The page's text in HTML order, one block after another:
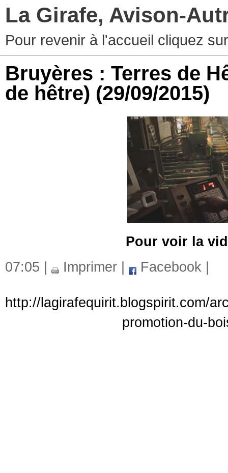
La Girafe, Avison-
Pour revenir à l'accueil cliquez
Bruyères : Terres de
de hêtre) (29/09/2015)
Pour voir la
07:05 |
Imprimer Facebook
http://lagirafequirit.blogspirit.com/
promotion-du-